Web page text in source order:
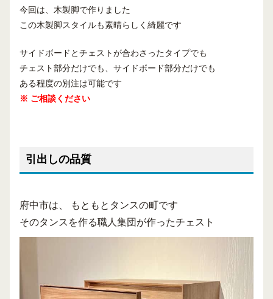
今回は、木製脚で作りました
この木製脚スタイルも素晴らしく綺麗です
サイドボードとチェストが合わさったタイプでも
チェスト部分だけでも、サイドボード部分だけでも
ある程度の別注は可能です
※ ご相談ください
引出しの品質
府中市は、 もともとタンスの町です
そのタンスを作る職人集団が作ったチェスト